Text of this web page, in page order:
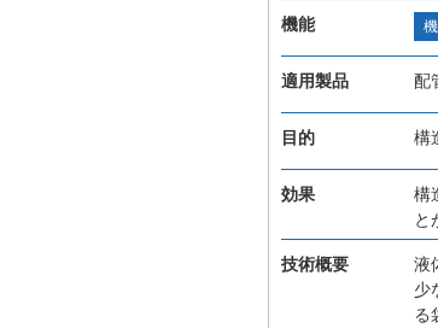
機能
適用製品 配
目的 構
効果
構
と
技術概要
液
少
る